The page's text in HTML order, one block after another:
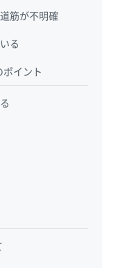
筋が不明確
る
ポイント